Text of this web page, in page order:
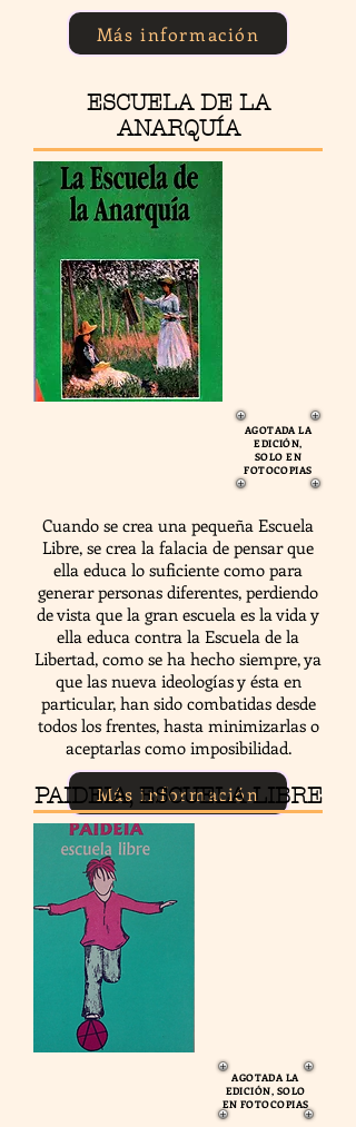
Más información
ESCUELA DE LA
ANARQUÍA
AGOTADA LA
EDICIÓN,
SOLO EN
FOTOCOPIAS
Cuando se crea una pequeña Escuela
Libre, se crea la falacia de pensar que
ella educa lo suficiente como para
generar personas diferentes, perdiendo
de vista que la gran escuela es la vida y
ella educa contra la Escuela de la
Libertad, como se ha hecho siempre, ya
que las nueva ideologías y ésta en
particular, han sido combatidas desde
todos los frentes, hasta minimizarlas o
aceptarlas como imposibilidad.
Más información
PAIDEIA, ESCUELA LIBRE
AGOTADA LA
EDICIÓN, SOLO
EN FOTOCOPIAS